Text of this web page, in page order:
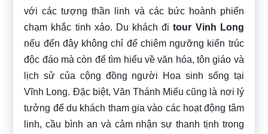
với các tượng thần linh và các bức hoành phiến
chạm khắc tinh xảo. Du khách đitour Vinh Long
nếu đến đây không chỉ để chiêm ngưỡng kiến trúc
độc đáo mà còn để tìm hiểu về văn hóa, tôn giáo và
lịch sử của cộng đồng người Hoa sinh sống tại
Vĩnh Long. Đặc biệt, Văn Thánh Miếu cũng là nơi lý
tưởng để du khách tham gia vào các hoạt động tâm
linh, cầu bình an và cảm nhận sự thanh tịnh trong